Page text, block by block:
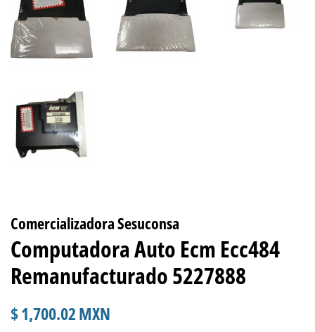
Comercializadora Sesuconsa
Computadora Auto Ecm Ecc484
Remanufacturado 5227888
Precio
$ 1,700.02 MXN